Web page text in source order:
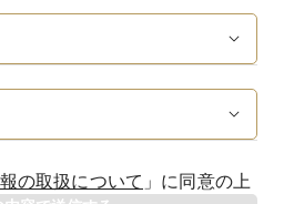
年の取扱について 」 に同意の上